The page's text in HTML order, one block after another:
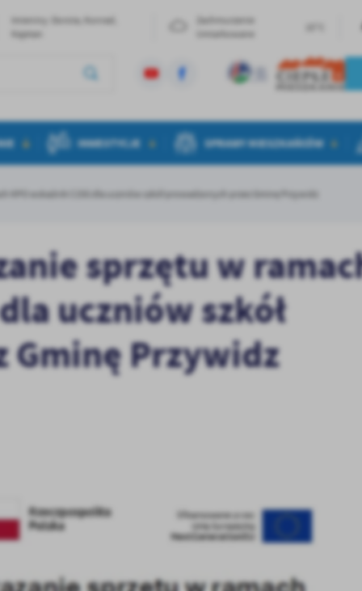
Imieniny: Dorota, Konrad,
Kajetan
INWESTYCJE SPRAWY MIESZKAŃCÓW
KPO wskaźnik C15G dla uczniów szkół prowadzonych przez Gminę Przywidz
sprzętu w
uczniów szkół
Przywidz